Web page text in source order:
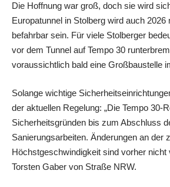
Die Hoffnung war groß, doch sie wird
Europatunnel in Stolberg wird auch 2026
befahrbar sein. Für viele Stolberger
vor dem Tunnel auf Tempo 30
voraussichtlich bald eine Großbaustelle
Solange wichtige
der aktuellen Regelung: „Die Tempo 30-
Sicherheitsgründen bis zum Abschluss
Sanierungsarbeiten. Änderungen an der
Höchstgeschwindigkeit sind vorher nicht
Torsten Gaber von Straße NRW.